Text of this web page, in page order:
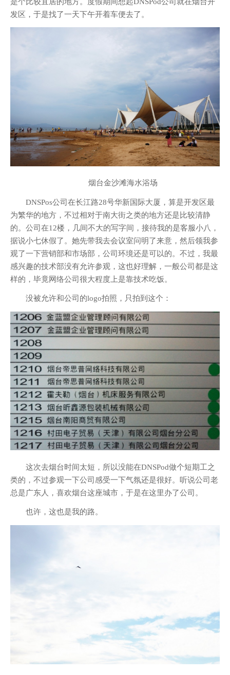
发区，于是找了一天下午开着车便去了。
烟台金沙滩海水浴场
DNSPos公司在长江路28号华新国际大厦，算是开发区最
为繁华的地方，不过相对于南大街之类的地方还是比较清静
的。公司在12楼，几间不大的写字间，接待我的是客服小八，
据说小七休假了。她先带我去会议室问明了来意，然后领我参
观了一下营销部和市场部，公司环境还是可以的。不过，我最
感兴趣的技术部没有允许参观，这也好理解，一般公司都是这
样的，毕竟网络公司很大程度上是靠技术吃饭。
没被允许和公司的logo拍照，只拍到这个：
这次去烟台时间太短，所以没能在DNSPod做个短期工之
类的，不过参观一下公司感受一下气氛还是很好。听说公司老
总是广东人，喜欢烟台这座城市，于是在这里办了公司。
也许，这也是我的路。